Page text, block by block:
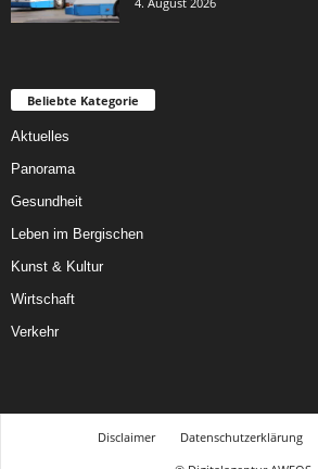
Beliebte Kategorie
Aktuelles
Panorama
Gesundheit
Leben im Bergischen
Kunst & Kultur
Wirtschaft
Verkehr
Disclaimer Datenschutzerklärung